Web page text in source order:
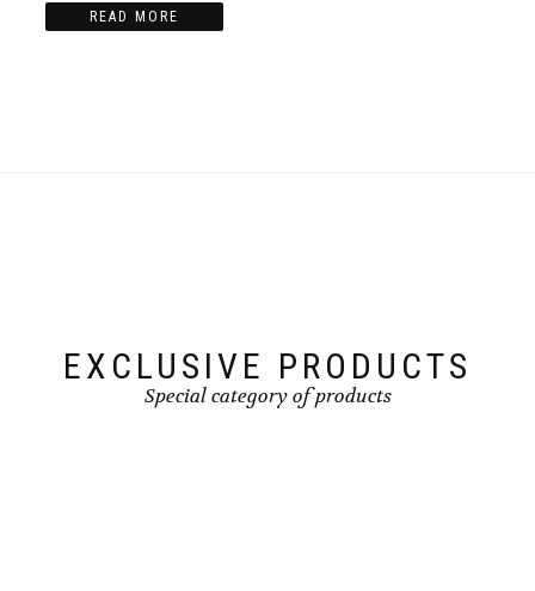
READ MORE
EXCLUSIVE PRODUCTS
Special category of products